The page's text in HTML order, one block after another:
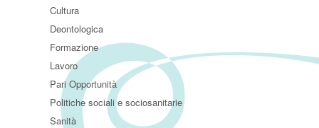
Cultura
Deontologica
Formazione
Lavoro
Pari Opportunità
Politiche sociali e sociosanitarie
Sanità